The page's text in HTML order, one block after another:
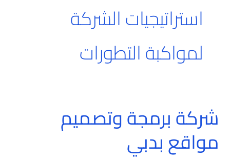
استراتيجيات الشركة
لمواكبة التطورات
شركة برمجة وتصميم
مواقع بدبي
شركة
برمجة
وتصميم
مواقع